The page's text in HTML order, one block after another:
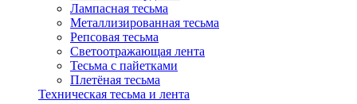
Лампасная тесьма
Металлизированная тесьма
Репсовая тесьма
Светоотражающая лента
Тесьма с пайетками
Плетёная тесьма
Техническая тесьма и лента